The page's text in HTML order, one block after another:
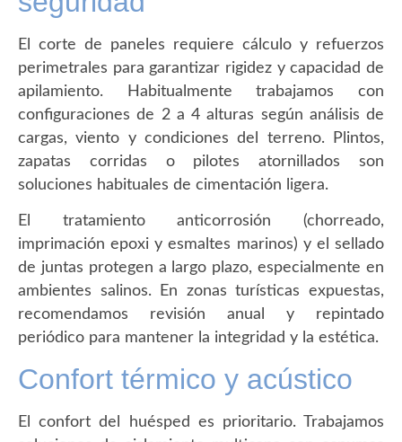
El corte de paneles requiere cálculo y refuerzos
perimetrales para garantizar rigidez y capacidad de
apilamiento. Habitualmente trabajamos con
configuraciones de 2 a 4 alturas según análisis de
cargas, viento y condiciones del terreno. Plintos,
zapatas corridas o pilotes atornillados son
soluciones habituales de cimentación ligera.
El tratamiento anticorrosión (chorreado,
imprimación epoxi y esmaltes marinos) y el sellado
de juntas protegen a largo plazo, especialmente en
ambientes salinos. En zonas turísticas expuestas,
recomendamos revisión anual y repintado
periódico para mantener la integridad y la estética.
Confort térmico y acústico
El confort del huésped es prioritario. Trabajamos